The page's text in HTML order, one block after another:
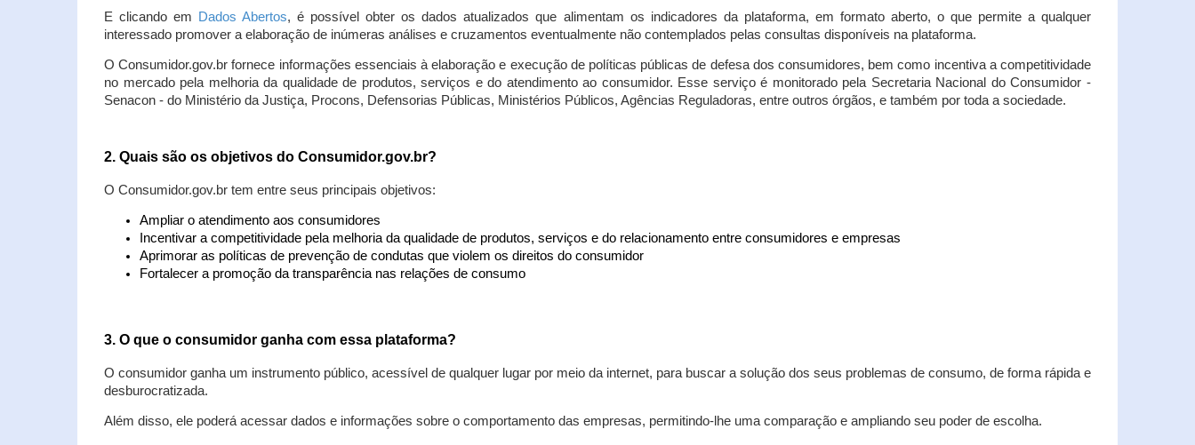
E clicando em Dados Abertos, é possível obter os dados atualizados que alimentam os indicadores da plataforma, em formato aberto, o que permite a qualquer
interessado promover a elaboração de inúmeras análises e cruzamentos eventualmente não contemplados pelas consultas disponíveis na plataforma.
O Consumidor.gov.br fornece informações essenciais à elaboração e execução de políticas públicas de defesa dos consumidores, bem como incentiva a competitividade
no mercado pela melhoria da qualidade de produtos, serviços e do atendimento ao consumidor. Esse serviço é monitorado pela Secretaria Nacional do Consumidor -
Senacon - do Ministério da Justiça, Procons, Defensorias Públicas, Ministérios Públicos, Agências Reguladoras, entre outros órgãos, e também por toda a sociedade.
2. Quais são os objetivos do Consumidor.gov.br?
O Consumidor.gov.br tem entre seus principais objetivos:
Ampliar o atendimento aos consumidores
Incentivar a competitividade pela melhoria da qualidade de produtos, serviços e do relacionamento entre consumidores e empresas
Aprimorar as políticas de prevenção de condutas que violem os direitos do consumidor
Fortalecer a promoção da transparência nas relações de consumo
3. O que o consumidor ganha com essa plataforma?
O consumidor ganha um instrumento público, acessível de qualquer lugar por meio da internet, para buscar a solução dos seus problemas de consumo, de forma rápida e
desburocratizada.
Além disso, ele poderá acessar dados e informações sobre o comportamento das empresas, permitindo-lhe uma comparação e ampliando seu poder de escolha.